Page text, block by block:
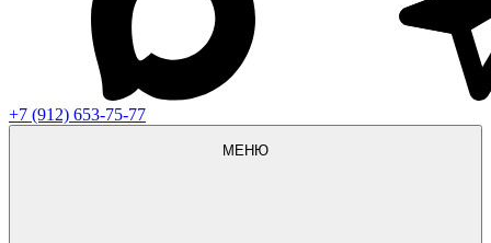
+7 (912) 653-75-77
МЕНЮ